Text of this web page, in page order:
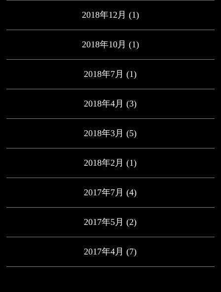
2018年12月 (1)
2018年10月 (1)
2018年7月 (1)
2018年4月 (3)
2018年3月 (5)
2018年2月 (1)
2017年7月 (4)
2017年5月 (2)
2017年4月 (7)